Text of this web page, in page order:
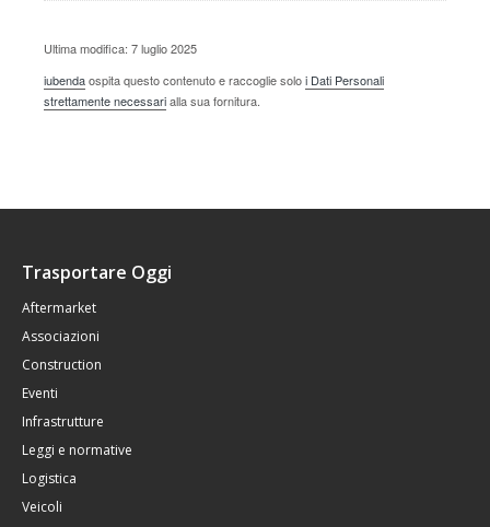
Ultima modifica: 7 luglio 2025
iubendaospita questo contenuto e raccoglie soloi Dati Personali
strettamente necessarialla sua fornitura.
Trasportare Oggi
Aftermarket
Associazioni
Construction
Eventi
Infrastrutture
Leggi e normative
Logistica
Veicoli